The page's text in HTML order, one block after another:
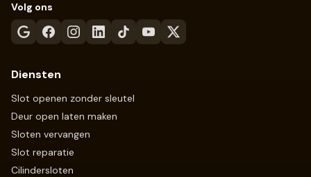
Volg ons
Diensten
Slot openen zonder sleutel
Deur open laten maken
Sloten vervangen
Slot reparatie
Cilindersloten